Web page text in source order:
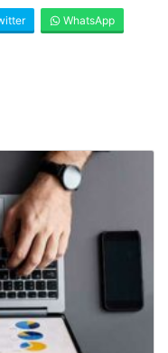
WhatsApp